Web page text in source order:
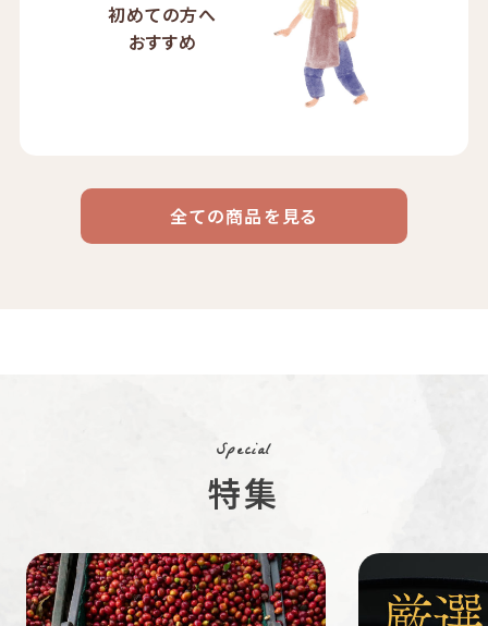
初めての方へ
おすすめ
コーヒー
リキッド
コーヒー
豆・粉
すてきな道
具
生活雑貨 福袋
ケニア
ブラジル
全ての商品を見る
Special
特集